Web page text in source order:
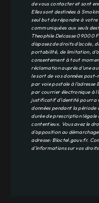
de vous contacter et sont
Elles sont destinées à
seul but de répondre à votre
communiquées aux seuls
Theophile Delcasse 09000
disposez de droits d’accès,
portabilité, de limitation,
consentement à tout
réclamation auprès d’une
le sort de vos données
par voie postale à l'adresse
par courrier électronique à
justificatif d'identité pourra
données pendant la
durée de prescription
contentieux. Vous avez le
d'opposition au
adresse: Bloctel.gouv.fr.
d’informations sur vos